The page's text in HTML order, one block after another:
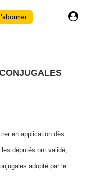
en application dès
députés ont validé,
adopté par le